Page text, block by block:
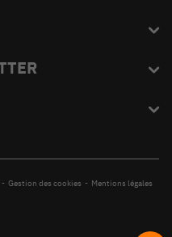
les bons plans de
- Gestion des cookies - Mentions légales